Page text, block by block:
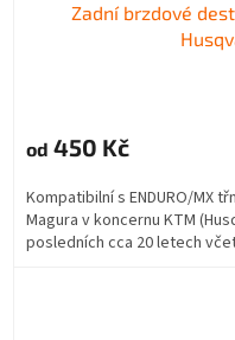
Zadní brzdové
od 450 Kč
Kompatibilní s ENDURO/MX
Magura v koncernu KTM
posledních cca 20 letech